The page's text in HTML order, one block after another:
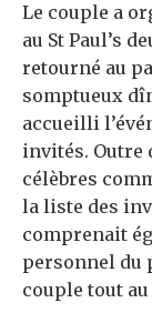
Le couple a
au St Paul’s
retourné au
somptueux
accueilli
invités. Outre
célèbres
la liste des
comprenait
personnel du
couple tout